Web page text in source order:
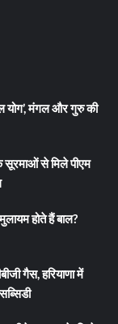
योग’, मंगल और गुरु की
से मिले पीएम
होते हैं बाल?
गैस, हरियाणा में